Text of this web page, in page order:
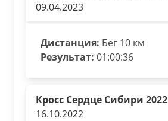
09.04.2023
Дистанция: Бег 10 км
Результат: 01:00:36
Кросс Сердце Сибири 2022
16.10.2022